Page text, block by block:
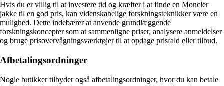
Hvis du er villig til at investere tid og kræfter i at finde en Moncler
jakke til en god pris, kan videnskabelige forskningsteknikker være en
mulighed. Dette indebærer at anvende grundlæggende
forskningskoncepter som at sammenligne priser, analysere anmeldelser
og bruge prisovervågningsværktøjer til at opdage prisfald eller tilbud.
Afbetalingsordninger
Nogle butikker tilbyder også afbetalingsordninger, hvor du kan betale